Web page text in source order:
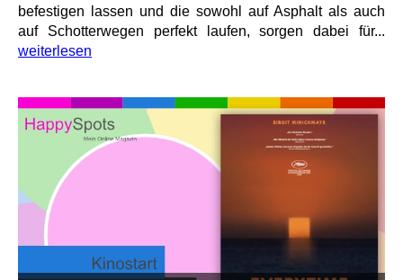
befestigen lassen und die sowohl auf Asphalt als auch
auf Schotterwegen perfekt laufen, sorgen dabei für...
weiterlesen